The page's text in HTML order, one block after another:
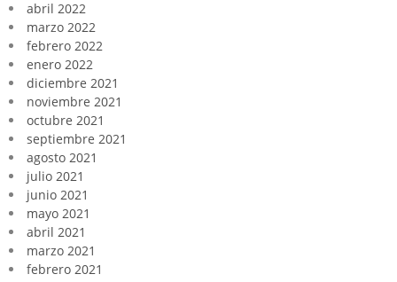
abril 2022
marzo 2022
febrero 2022
enero 2022
diciembre 2021
noviembre 2021
octubre 2021
septiembre 2021
agosto 2021
julio 2021
junio 2021
mayo 2021
abril 2021
marzo 2021
febrero 2021